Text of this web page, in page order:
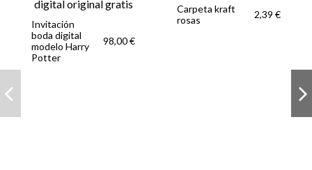
Invitación
boda digital
modelo Harry
Potter
98,00 €
Carpeta kraft
rosas
2,39 €